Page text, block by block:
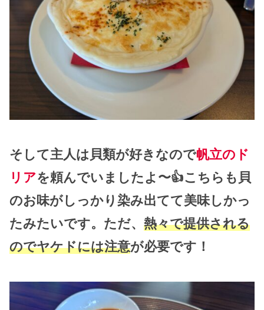
そして主人は貝類が好きなので帆立のド
リアを頼んでいましたよ〜👍こちらも貝
のお味がしっかり染み出てて美味しかっ
たみたいです。ただ、 熱々で提供される
のでヤケドには注意が必要です！